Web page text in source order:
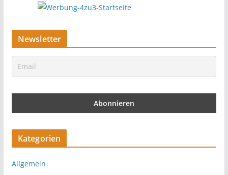
Newsletter
Kategorien
Allgemein